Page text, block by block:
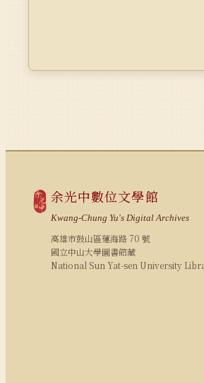
余光中數位文學館
Kwang-Chung Yu's Digital Archives
高雄市鼓山區蓮海路 70 號
國立中山大學圖書館藏
National Sun Yat-sen University